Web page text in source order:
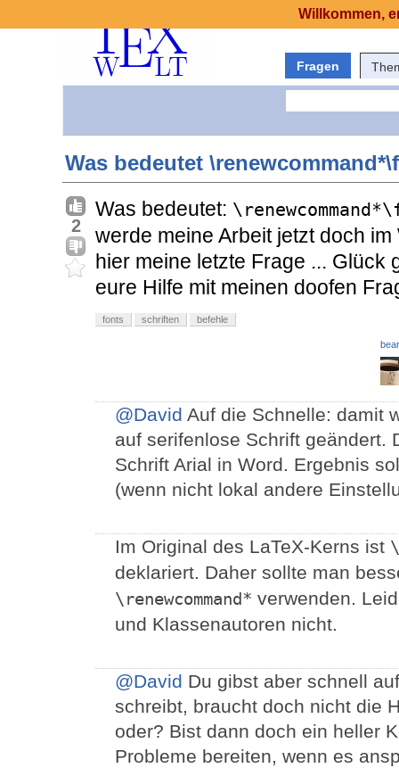
Fragen
Was bedeutet
2
Was bedeutet:
werde meine Arbeit jetzt doch
hier meine letzte Frage ... Glück
eure Hilfe mit meinen doofen
fonts schriften befehle
@David Auf die Schnelle: damit
auf serifenlose Schrift geändert.
Schrift Arial in Word. Ergebnis
(wenn nicht lokal andere
Im Original des LaTeX-Kerns ist
deklariert. Daher sollte man
\renewcommand* verwenden.
und Klassenautoren nicht.
@David Du gibst aber schnell
schreibt, braucht doch nicht die
oder? Bist dann doch ein heller
Probleme bereiten, wenn es
Willkommen,